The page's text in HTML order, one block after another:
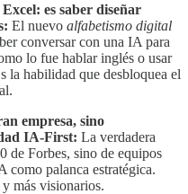
es saber diseñar
El nuevo alfabetismo digital
conversar con una IA para
lo fue hablar inglés o usar
la habilidad que desbloquea el
empresa, sino
IA-First: La verdadera
de Forbes, sino de equipos
como palanca estratégica.
más visionarios.